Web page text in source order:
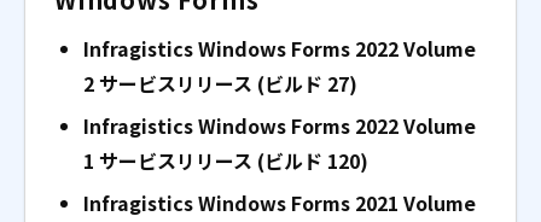
Infragistics Windows Forms 2022 Volume
2 サービスリリース (ビルド 27)
Infragistics Windows Forms 2022 Volume
1 サービスリリース (ビルド 120)
Infragistics Windows Forms 2021 Volume